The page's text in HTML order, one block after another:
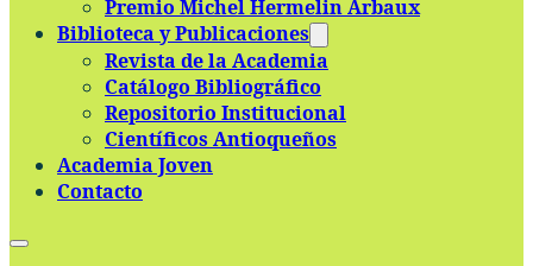
Skip to main contentSkip to footer
Premio Michel Hermelin Arbaux
Biblioteca y Publicaciones
Revista de la Academia
Catálogo Bibliográfico
Repositorio Institucional
Científicos Antioqueños
Academia Joven
Contacto